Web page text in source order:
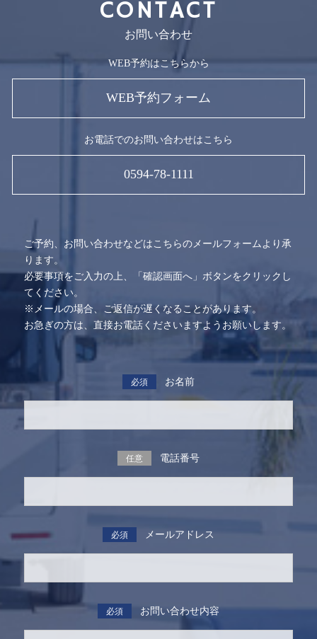
CONTACT
お問い合わせ
WEB予約はこちらから
WEB予約フォーム
お電話でのお問い合わせはこちら
0594-78-1111
ご予約、お問い合わせなどはこちらのメールフォームより承
ります。
必要事項をご入力の上、「確認画面へ」ボタンをクリックし
てください。
※メールの場合、ご返信が遅くなることがあります。
お急ぎの方は、直接お電話くださいますようお願いします。
必須 お名前
任意 電話番号
必須 メールアドレス
必須 お問い合わせ内容